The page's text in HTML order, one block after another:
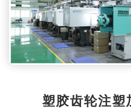
塑胶齿轮注塑